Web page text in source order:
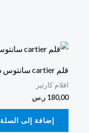
قلم cartier سانتوس سلفر
اقلام كارتير
180,00 ر.س
إضافة إلى السلة